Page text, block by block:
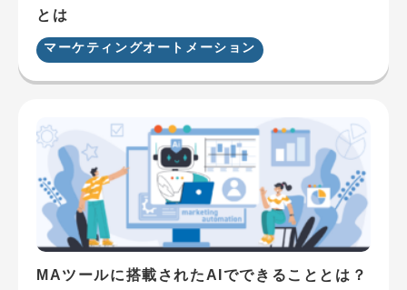
とは
マーケティングオートメーション
MAツールに搭載されたAIでできることとは？